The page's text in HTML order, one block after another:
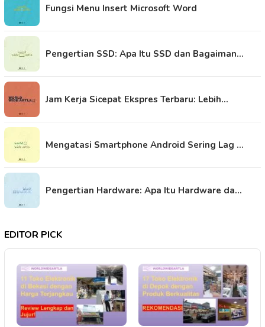
Fungsi Menu Insert Microsoft Word
Pengertian SSD: Apa Itu SSD dan Bagaiman…
Jam Kerja Sicepat Ekspres Terbaru: Lebih…
Mengatasi Smartphone Android Sering Lag …
Pengertian Hardware: Apa Itu Hardware da…
EDITOR PICK